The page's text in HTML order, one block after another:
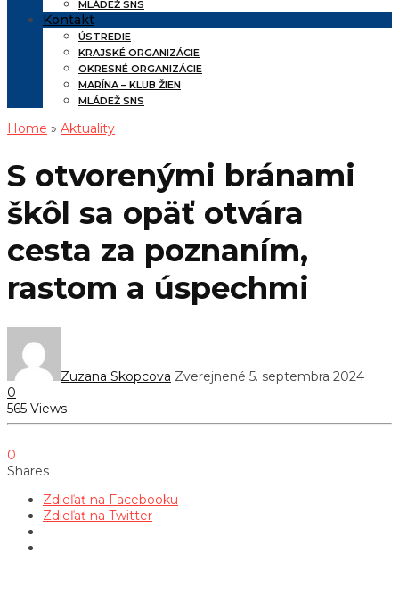
MLÁDEŽ SNS
Kontakt
ÚSTREDIE
KRAJSKÉ ORGANIZÁCIE
OKRESNÉ ORGANIZÁCIE
MARÍNA – KLUB ŽIEN
MLÁDEŽ SNS
Home » Aktuality
S otvorenými bránami
škôl sa opäť otvára
cesta za poznaním,
rastom a úspechmi
Zuzana Skopcova Zverejnené 5. septembra 2024
0
565 Views
0
Shares
Zdieľať na Facebooku
Zdieľať na Twitter